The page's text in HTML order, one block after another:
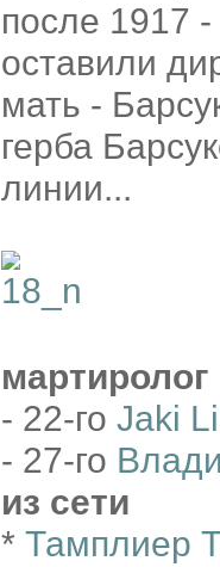
после 1917
оставили
мать -
герба
линии...
мартиролог
- 22-го Jaki
- 27-го
из сети
* Тамплиер